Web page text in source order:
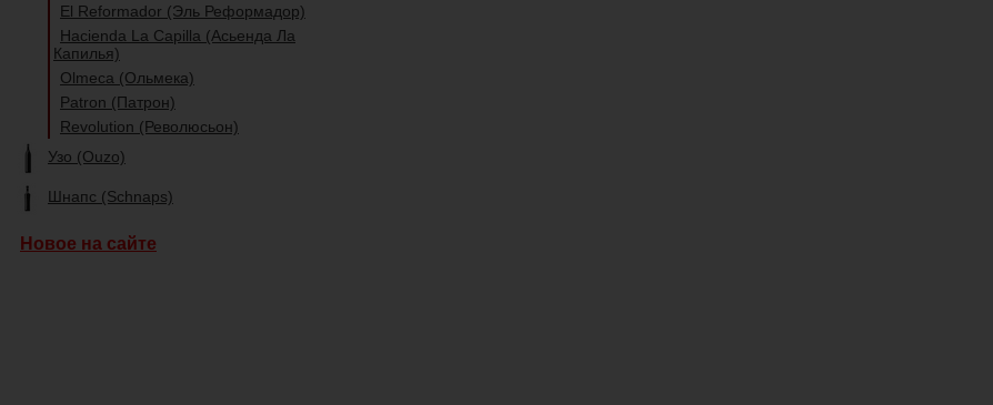
El Reformador (Эль Реформадор)
Hacienda La Capilla (Асьенда Ла
Капилья)
Olmeca (Ольмека)
Patron (Патрон)
Revolution (Революсьон)
Узо (Ouzo)
Шнапс (Schnaps)
Новое на сайте